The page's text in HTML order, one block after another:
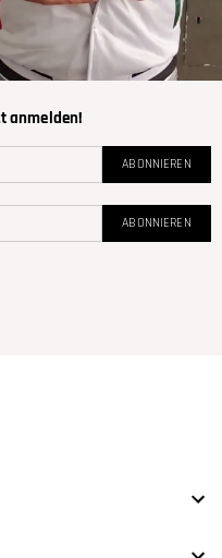
anmelden!
ABONNIEREN
ABONNIEREN